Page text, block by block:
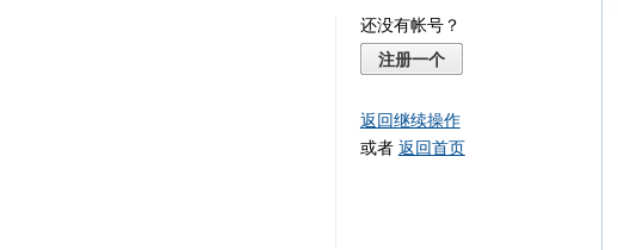
还没有帐号？
注册一个
返回继续操作
或者 返回首页